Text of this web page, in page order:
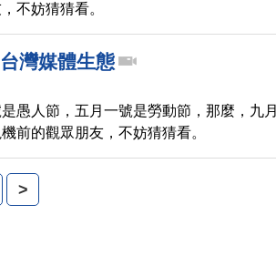
不妨猜猜看。
灣媒體生態
愚人節，五月一號是勞動節，那麼，九月
前的觀眾朋友，不妨猜猜看。
>